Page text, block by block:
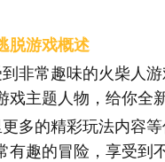
脱游戏概述
非常趣味的火柴人
戏主题人物，给你全
多的精彩玩法内容
有趣的冒险，享受到